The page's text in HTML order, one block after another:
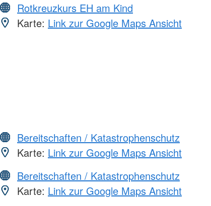
Rotkreuzkurs EH am Kind
Karte: Link zur Google Maps Ansicht
Bereitschaften / Katastrophenschutz
Karte: Link zur Google Maps Ansicht
Bereitschaften / Katastrophenschutz
Karte: Link zur Google Maps Ansicht